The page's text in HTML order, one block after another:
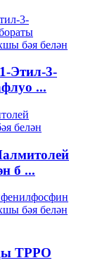
Этил-3-
...
б ...
TPPO